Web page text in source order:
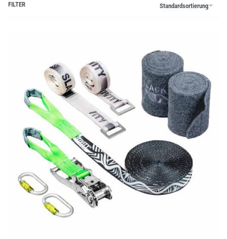
Standardsortierung
FILTER